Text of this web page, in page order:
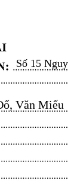
Số 15
Văn Miếu​​​​